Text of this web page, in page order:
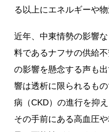
る以上にエネルギーや
近年、中東情勢の影響
料であるナフサの供給
の影響を懸念する声も
響は透析に限られるも
病（CKD）の進行を抑
その手前にある高血圧